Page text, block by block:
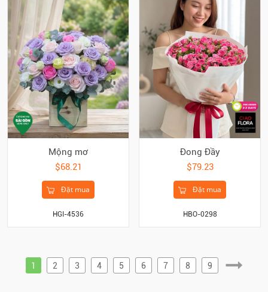
Mộng mơ
$68.21
Đặt mua
HGI-4536
Đong Đầy
$79.23
Đặt mua
HBO-0298
1 2 3 4 5 6 7 8 9